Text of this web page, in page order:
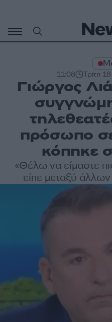
περιεχόμενο
11:08 Τρίτη
Γιώργος
πρόσωπο
κόπηκε
«Θέλω να είμαστε
είπε μεταξύ